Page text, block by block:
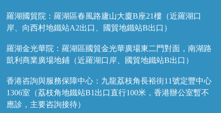
羅湖國貿院：羅湖區春風路廬山大廈B座21樓（近羅湖口
岸、向西村地鐵站A2出口、國貿地鐵站B出口）
羅湖金光華院：羅湖區國貿金光華廣場東二門對面，南湖路
凱利商業廣場地鋪（近羅湖口岸、國貿地鐵站B出口）
香港咨詢與服務保障中心：九龍荔枝角長裕街11號定豐中心
1306室（荔枝角地鐵站B1出口直行100米，香港辦公室暫不
應診，主要咨詢接待）